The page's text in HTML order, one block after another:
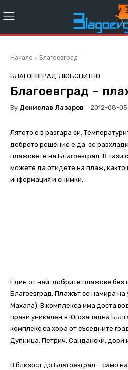
Начало Благоевград
БЛАГОЕВГРАД ЛЮБОПИТНО
Благоевград –
By Денислав Лазаров 2012-08-05
Лятото е в разгара си.
доброто решение е да се
плажовете на Благоевград. В тази
можете да отидете на плаж, както
информация и снимки.
Един от най-добрите плажове без
Благоевград. Плажът се намира
Махала). В комплекса има доста
прави уникален в Югозападна
комплекс са хора от съседните
Дупница, Петрич, Сандански, дори
В близост до Благоевград – само